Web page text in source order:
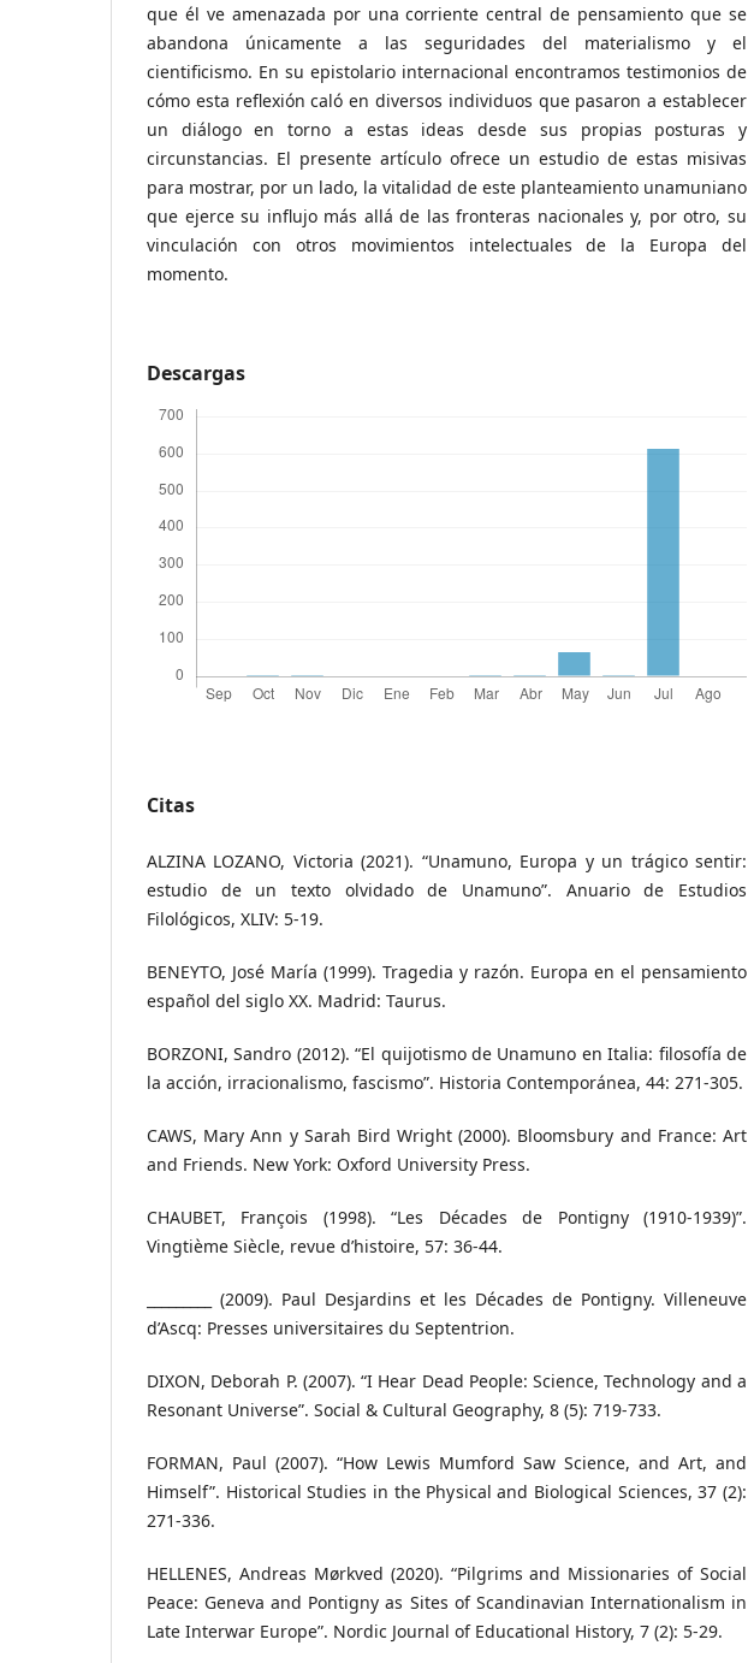
que él ve amenazada por una corriente central de pensamiento que se
abandona únicamente a las seguridades del materialismo y el
cientificismo. En su epistolario internacional encontramos testimonios de
cómo esta reflexión caló en diversos individuos que pasaron a establecer
un diálogo en torno a estas ideas desde sus propias posturas y
circunstancias. El presente artículo ofrece un estudio de estas misivas
para mostrar, por un lado, la vitalidad de este planteamiento unamuniano
que ejerce su influjo más allá de las fronteras nacionales y, por otro, su
vinculación con otros movimientos intelectuales de la Europa del
momento.
Descargas
Citas
ALZINA LOZANO, Victoria (2021). “Unamuno, Europa y un trágico sentir:
estudio de un texto olvidado de Unamuno”. Anuario de Estudios
Filológicos, XLIV: 5-19.
BENEYTO, José María (1999). Tragedia y razón. Europa en el pensamiento
español del siglo XX. Madrid: Taurus.
BORZONI, Sandro (2012). “El quijotismo de Unamuno en Italia: filosofía de
la acción, irracionalismo, fascismo”. Historia Contemporánea, 44: 271-305.
CAWS, Mary Ann y Sarah Bird Wright (2000). Bloomsbury and France: Art
and Friends. New York: Oxford University Press.
CHAUBET, François (1998). “Les Décades de Pontigny (1910-1939)”.
Vingtième Siècle, revue d’histoire, 57: 36-44.
_________ (2009). Paul Desjardins et les Décades de Pontigny. Villeneuve
d’Ascq: Presses universitaires du Septentrion.
DIXON, Deborah P. (2007). “I Hear Dead People: Science, Technology and a
Resonant Universe”. Social & Cultural Geography, 8 (5): 719-733.
FORMAN, Paul (2007). “How Lewis Mumford Saw Science, and Art, and
Himself”. Historical Studies in the Physical and Biological Sciences, 37 (2):
271-336.
HELLENES, Andreas Mørkved (2020). “Pilgrims and Missionaries of Social
Peace: Geneva and Pontigny as Sites of Scandinavian Internationalism in
Late Interwar Europe”. Nordic Journal of Educational History, 7 (2): 5-29.